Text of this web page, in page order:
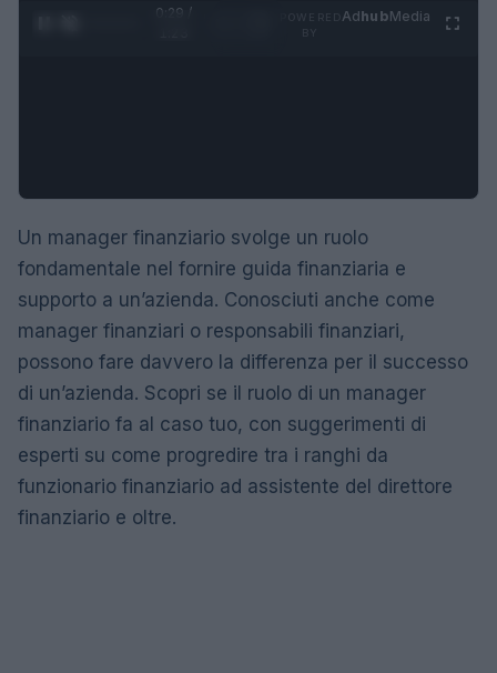
0:30 /
AdhubMedia
Un manager finanziario svolge un ruolo
fondamentale nel fornire guida finanziaria e
supporto a un’azienda. Conosciuti anche come
manager finanziari o responsabili finanziari,
possono fare davvero la differenza per il successo
di un’azienda. Scopri se il ruolo di un manager
finanziario fa al caso tuo, con suggerimenti di
esperti su come progredire tra i ranghi da
funzionario finanziario ad assistente del direttore
finanziario e oltre.